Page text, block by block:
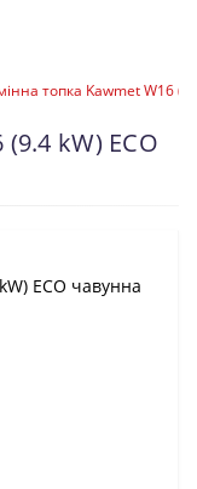
топка Kawmet W16
kW) ECO